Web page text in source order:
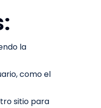
la
como el
sitio para